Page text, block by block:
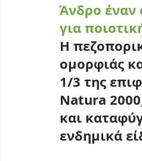
Άνδρο
για
Η
ομορφιάς
1/3 της
Natura
και
ενδημικά